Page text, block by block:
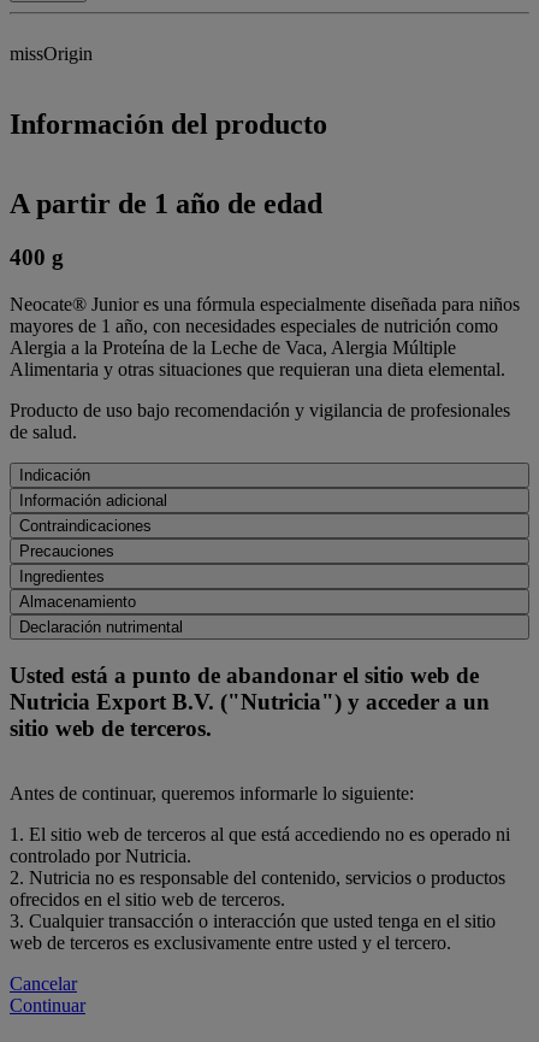
missOrigin
Información del producto
A partir de 1 año de edad
400 g
Neocate® Junior es una fórmula especialmente diseñada para niños
mayores de 1 año, con necesidades especiales de nutrición como
Alergia a la Proteína de la Leche de Vaca, Alergia Múltiple
Alimentaria y otras situaciones que requieran una dieta elemental.
Producto de uso bajo recomendación y vigilancia de profesionales
de salud.
Indicación
Información adicional
Contraindicaciones
Precauciones
Ingredientes
Almacenamiento
Declaración nutrimental
Usted está a punto de abandonar el sitio web de
Nutricia Export B.V. ("Nutricia") y acceder a un
sitio web de terceros.
Antes de continuar, queremos informarle lo siguiente:
1. El sitio web de terceros al que está accediendo no es operado ni
controlado por Nutricia.
2. Nutricia no es responsable del contenido, servicios o productos
ofrecidos en el sitio web de terceros.
3. Cualquier transacción o interacción que usted tenga en el sitio
web de terceros es exclusivamente entre usted y el tercero.
Cancelar
Continuar